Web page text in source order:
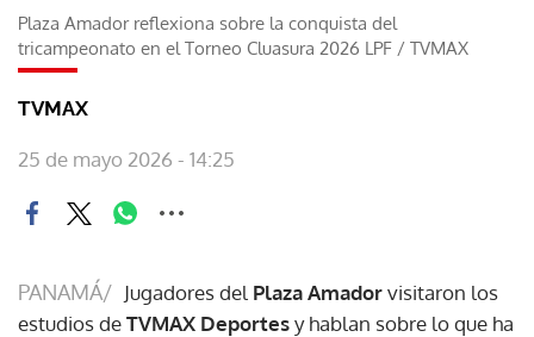
Plaza Amador reflexiona sobre la conquista del
tricampeonato en el Torneo Cluasura 2026 LPF / TVMAX
TVMAX
25 de mayo 2026 - 14:25
PANAMÁ/ Jugadores del Plaza Amadorvisitaron los
estudios deTVMAX Deportesy hablan sobre lo que ha